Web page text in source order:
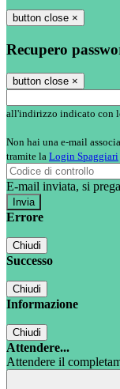
button close ×
Recupero
button close ×
all'indirizzo indicato con
Non hai una e-mail
tramite la Login Spaggiari
E-mail inviata, si
Errore
Chiudi
Successo
Chiudi
Informazione
Chiudi
Attendere...
Attendere il